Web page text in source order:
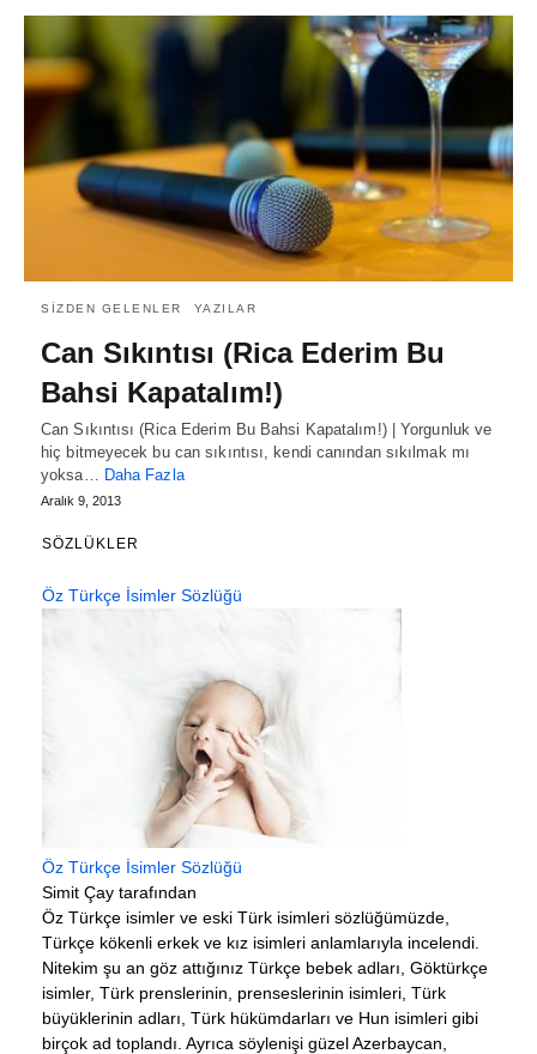
SIZDEN GELENLER YAZILAR
Can Sıkıntısı (Rica Ederim Bu
Bahsi Kapatalım!)
Can Sıkıntısı (Rica Ederim Bu Bahsi Kapatalım!) | Yorgunluk ve
hiç bitmeyecek bu can sıkıntısı, kendi canından sıkılmak mı
yoksa… Daha Fazla
Aralık 9, 2013
SÖZLÜKLER
Öz Türkçe İsimler Sözlüğü
Öz Türkçe İsimler Sözlüğü
Simit Çay tarafından
Öz Türkçe isimler ve eski Türk isimleri sözlüğümüzde,
Türkçe kökenli erkek ve kız isimleri anlamlarıyla incelendi.
Nitekim şu an göz attığınız Türkçe bebek adları, Göktürkçe
isimler, Türk prenslerinin, prenseslerinin isimleri, Türk
büyüklerinin adları, Türk hükümdarları ve Hun isimleri gibi
birçok ad toplandı. Ayrıca söylenişi güzel Azerbaycan,